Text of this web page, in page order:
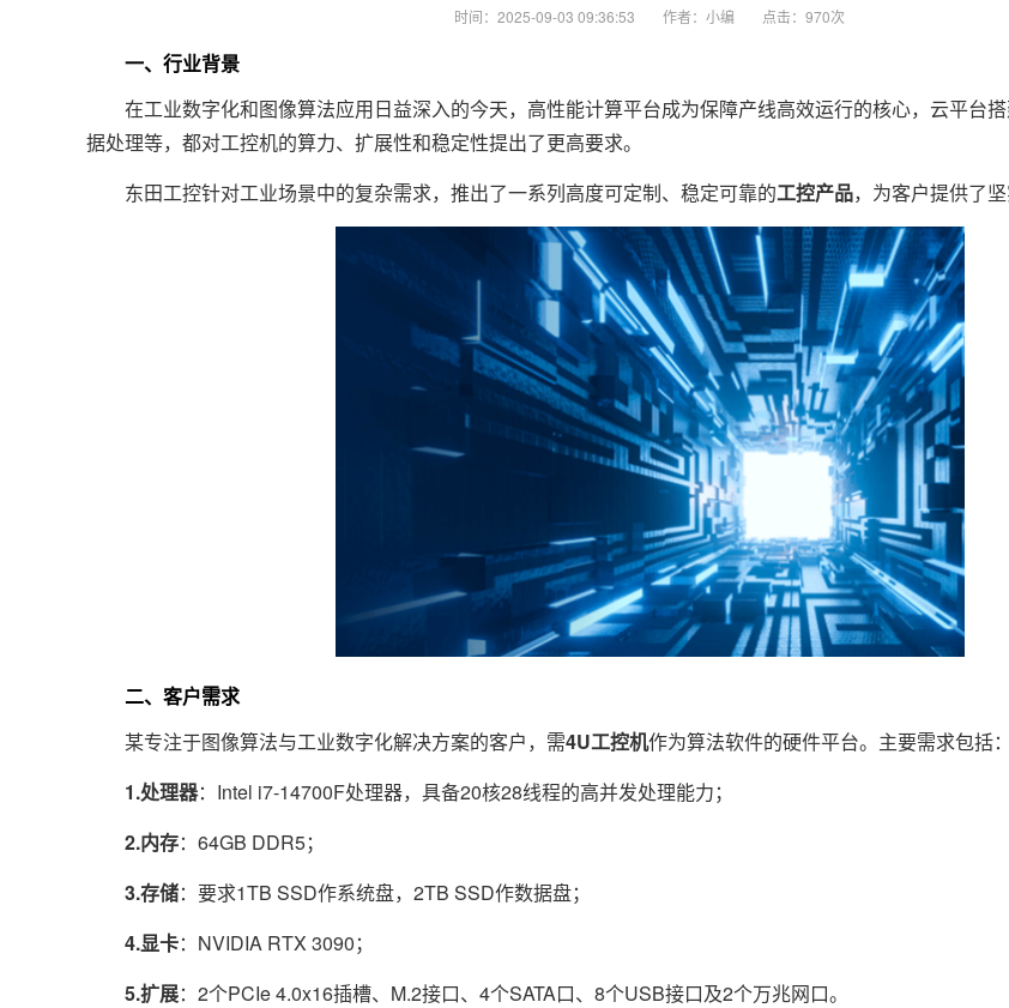
时间：2025-09-03 09:36:53 作者：小编 点击： 970次
一、行业背景
在工业数字化和图像算法应用日益深入的今天，高性能计算平台成为保障产线高效运行的核心，云平台
据处理等，都对工控机的算力、扩展性和稳定性提出了更高要求。
东田工控针对工业场景中的复杂需求，推出了一系列高度可定制、稳定可靠的工控产品，为客户提供了坚
二、客户需求
某专注于图像算法与工业数字化解决方案的客户，需4U工控机作为算法软件的硬件平台。主要需求包括：
1.处理器：Intel i7-14700F处理器，具备20核28线程的高并发处理能力；
2.内存：64GB DDR5；
3.存储：要求1TB SSD作系统盘，2TB SSD作数据盘；
4.显卡：NVIDIA RTX 3090；
5.扩展：2个PCIe 4.0x16插槽、M.2接口、4个SATA口、8个USB接口及2个万兆网口。